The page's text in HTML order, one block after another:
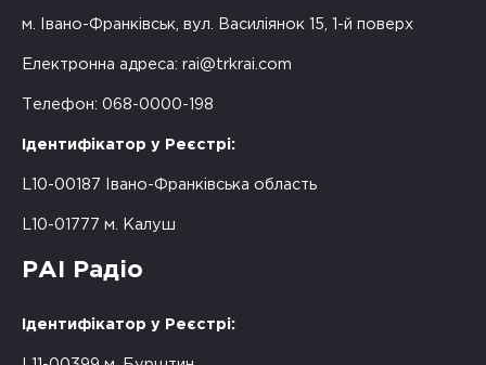
м. Івано-Франківськ, вул. Василіянок 15, 1-й поверх
Електронна адреса: rai@trkrai.com
Телефон: 068-0000-198
Ідентифікатор у Реєстрі:
L10-00187 Івано-Франківська область
L10-01777 м. Калуш
РАІ Радіо
Ідентифікатор у Реєстрі: